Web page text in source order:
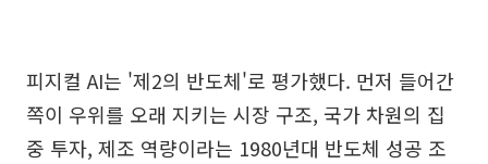
피지컬 AI는 '제2의 반도체'로 평가했다. 먼저 들어간
쪽이 우위를 오래 지키는 시장 구조, 국가 차원의 집
중 투자, 제조 역량이라는 1980년대 반도체 성공 조